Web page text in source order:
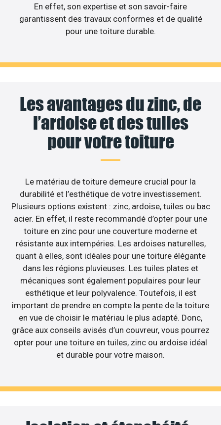
En effet, son expertise et son savoir-faire
garantissent des travaux conformes et de qualité
pour une toiture durable.
Les avantages du zinc, de
l’ardoise et des tuiles
pour votre toiture
Le matériau de toiture demeure crucial pour la
durabilité et l’esthétique de votre investissement.
Plusieurs options existent : zinc, ardoise, tuiles ou bac
acier. En effet, il reste recommandé d’opter pour une
toiture en zinc pour une couverture moderne et
résistante aux intempéries. Les ardoises naturelles,
quant à elles, sont idéales pour une toiture élégante
dans les régions pluvieuses. Les tuiles plates et
mécaniques sont également populaires pour leur
esthétique et leur polyvalence. Toutefois, il est
important de prendre en compte la pente de la toiture
en vue de choisir le matériau le plus adapté. Donc,
grâce aux conseils avisés d’un couvreur, vous pourrez
opter pour une toiture en tuiles, zinc ou ardoise idéal
et durable pour votre maison.